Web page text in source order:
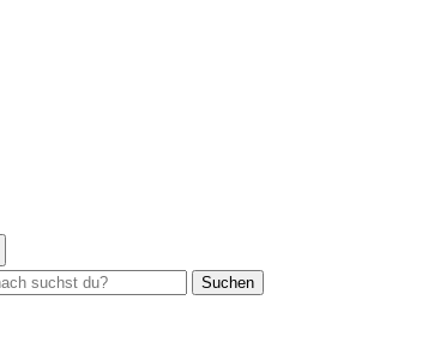
Suchen